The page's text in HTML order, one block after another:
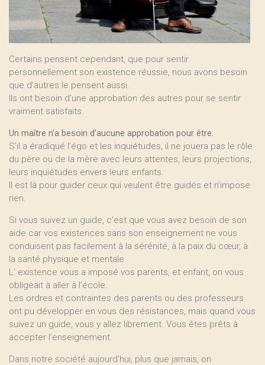
Certains pensent cependant, que pour sentir
personnellement son existence réussie, nous avons besoin
que d’autres le pensent aussi.
Ils ont besoin d’une approbation des autres pour se sentir
vraiment satisfaits.
Un maître n’a besoin d’aucune approbation pour être.
S’il a éradiqué l’égo et les inquiétudes, il ne jouera pas le rôle
du père ou de la mère avec leurs attentes, leurs projections,
leurs inquiétudes envers leurs enfants.
Il est là pour guider ceux qui veulent être guidés et n’impose
rien.
Si vous suivez un guide, c’est que vous avez besoin de son
aide car vos existences sans son enseignement ne vous
conduisent pas facilement à la sérénité, à la paix du cœur, à
la santé physique et mentale.
L’ existence vous a imposé vos parents, et enfant, on vous
obligeait à aller à l’école.
Les ordres et contraintes des parents ou des professeurs
ont pu développer en vous des résistances, mais quand vous
suivez un guide, vous y allez librement. Vous êtes prêts à
accepter l’enseignement.
Dans notre société aujourd’hui, plus que jamais, on